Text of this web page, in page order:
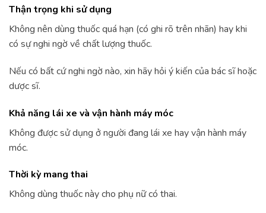
Thận trọng khi sử dụng
Không nên dùng thuốc quá hạn (có ghi rõ trên nhãn) hay khi
có sự nghi ngờ về chất lượng thuốc.
Nếu có bất cứ nghi ngờ nào, xin hãy hỏi ý kiến của bác sĩ hoặc
dược sĩ.
Khả năng lái xe và vận hành máy móc
Không được sử dụng ở người đang lái xe hay vận hành máy
móc.
Thời kỳ mang thai
Không dùng thuốc này cho phụ nữ có thai.